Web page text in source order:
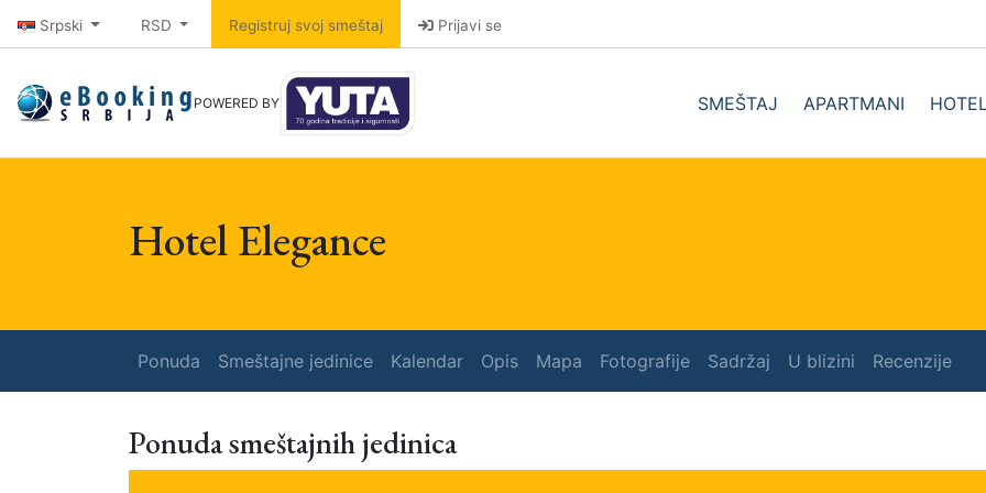
Srpski RSD Registruj svoj smeštaj Prijavi se
POWERED BY SMEŠTAJ APARTMANI
Hotel Elegance
Ponuda Smeštajne jedinice Kalendar Opis Mapa Fotografije Sadržaj U blizini Recenzije
Ponuda smeštajnih jedinica